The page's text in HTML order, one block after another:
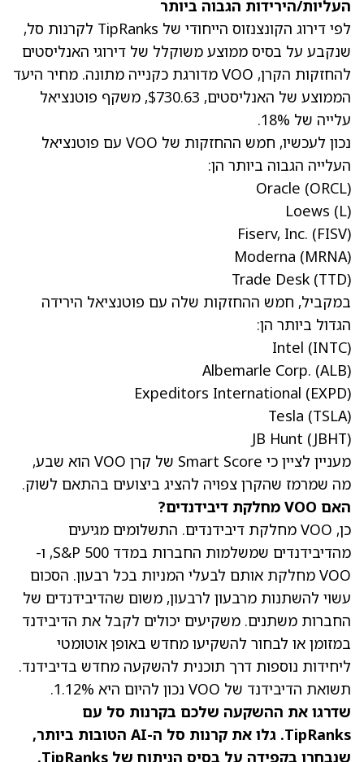
העליות/הירידות הגבוה ביותר
לפי דירוג הקונצנזוס הייחודי של TipRanks לקרנות סל,
שנקבע על בסיס ממוצע משוקלל של דירוגי האנליסטים
להחזקות הקרן, VOO מדורגת כקנייה מתונה. מחיר היעד
הממוצע של האנליסטים, $730.63, משקף פוטנציאל
עלייה של 18%.
נכון לעכשיו, חמש ההחזקות של VOO עם פוטנציאל
העלייה הגבוה ביותר הן:
Oracle (ORCL)
Loews (L)
Fiserv, Inc. (FISV)
Moderna (MRNA)
Trade Desk (TTD)
במקביל, חמש ההחזקות שלה עם פוטנציאל הירידה
הגדול ביותר הן:
Intel (INTC)
Albemarle Corp. (ALB)
Expeditors International (EXPD)
Tesla (TSLA)
JB Hunt (JBHT)
מעניין לציין כי Smart Score של קרן VOO הוא שבע,
מה שמרמז שהקרן צפויה להציג ביצועים בהתאם לשוק.
האם VOO מחלקת דיבידנדים?
כן, VOO מחלקת דיבידנדים. התשלומים מגיעים
מהדיבידנדים שמשלמות החברות במדד S&P 500, ו-
VOO מחלקת אותם לבעלי המניות בכל רבעון. הסכום
עשוי להשתנות מרבעון לרבעון, משום שהדיבידנדים של
החברות משתנים. משקיעים יכולים לקבל את הדיבידנד
במזומן או לבחור להשקיעו מחדש באופן אוטומטי
ליחידות נוספות דרך תוכנית להשקעה מחדש בדיבידנד.
תשואת הדיבידנד של VOO נכון להיום היא 1.12%.
שדרגו את ההשקעה שלכם בקרנות סל עם
TipRanks. גלו את
קרנות סל ה-AI הטובות ביותר
,
שנבחרו בקפידה על בסיס הניתוח של TipRanks.